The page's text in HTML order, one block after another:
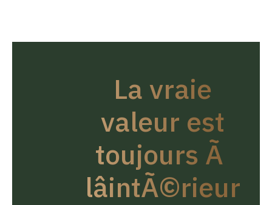
La vraie
valeur est
toujours Ã
lâintÃ©rieur